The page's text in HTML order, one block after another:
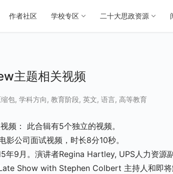
作者社区 学校专区 二十大思政资源
主题相关视频
包, 学科方向, 教育阶段, 英文, 语言, 高等教育
： 此合辑有5个独立的视频。
公司面试视频，时长8分10秒。
9月。演讲者Regina Hartley, UPS人力资源
Show with Stephen Colbert 主持人和即